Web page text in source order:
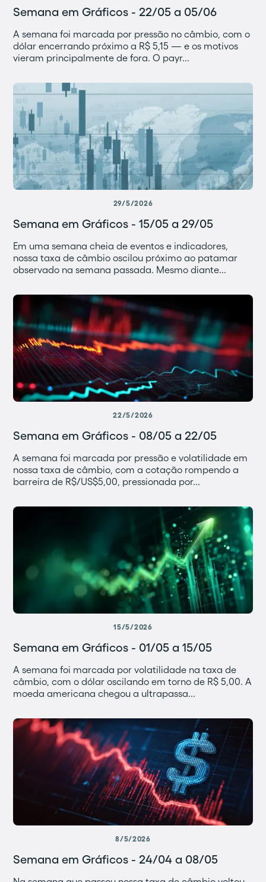
Semana em Gráficos - 22/05 a 05/06
A semana foi marcada por pressão no câmbio, com o
dólar encerrando próximo a R$ 5,15 — e os motivos
vieram principalmente de fora. O payr...
29/5/2026
Semana em Gráficos - 15/05 a 29/05
Em uma semana cheia de eventos e indicadores,
nossa taxa de câmbio oscilou próximo ao patamar
observado na semana passada. Mesmo diante...
22/5/2026
Semana em Gráficos - 08/05 a 22/05
A semana foi marcada por pressão e volatilidade em
nossa taxa de câmbio, com a cotação rompendo a
barreira de R$/US$5,00, pressionada por...
15/5/2026
Semana em Gráficos - 01/05 a 15/05
A semana foi marcada por volatilidade na taxa de
câmbio, com o dólar oscilando em torno de R$ 5,00. A
moeda americana chegou a ultrapassa...
8/5/2026
Semana em Gráficos - 24/04 a 08/05